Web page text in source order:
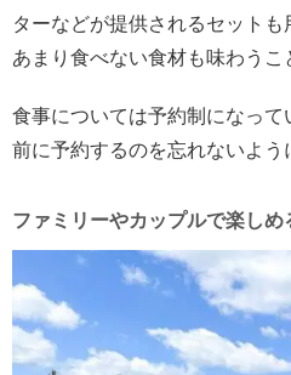
ターなどが提供されるセット
あまり食べない食材も味わうこ
食事については予約制になっ
前に予約するのを忘れないよう
ファミリーやカップルで楽しめ